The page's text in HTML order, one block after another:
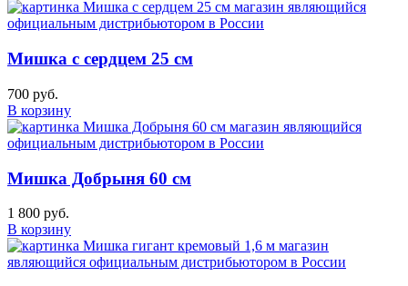
Мишка с сердцем 25 см
700 руб.
В корзину
Мишка Добрыня 60 см
1 800 руб.
В корзину